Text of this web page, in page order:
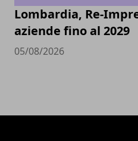
Lombardia, Re-
aziende fino al 2029
05/08/2026